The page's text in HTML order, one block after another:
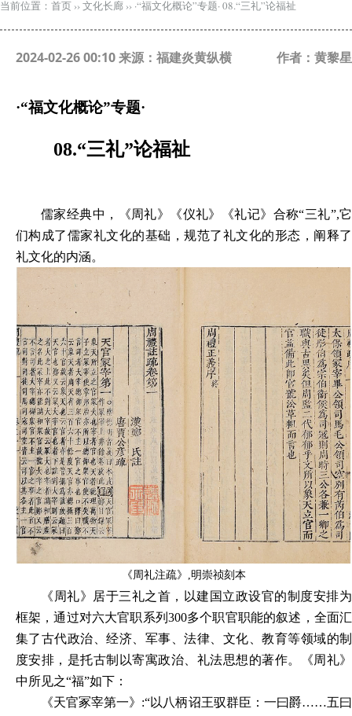
当前位置： 首页 ›› 文化长廊 ›› ·“福文化概论”专题· 08.“三礼”论福祉
2024-02-26 00:10 来源：福建炎黄纵横 作者：黄黎星
·“福文化概论”专题·
08.“三礼”论福祉
儒家经典中，《周礼》《仪礼》《礼记》合称“三礼”,它
们构成了儒家礼文化的基础，规范了礼文化的形态，阐释了
礼文化的内涵。
《周礼注疏》 ,明崇祯刻本
《周礼》居于三礼之首，以建国立政设官的制度安排为
框架，通过对六大官职系列 300多个职官职能的叙述，全面汇
集了古代政治、经济、军事、法律、文化、教育等领域的制
度安排，是托古制以寄寓政治、礼法思想的著作。《周礼》
中所见之“福”如下：
《天官冢宰第一》 :“以八柄诏王驭群臣：一曰爵……五曰